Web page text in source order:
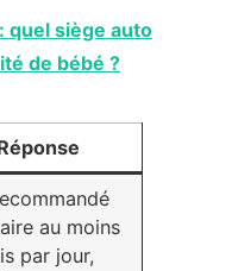
quel siège auto
de bébé ?
au moins
par jour,